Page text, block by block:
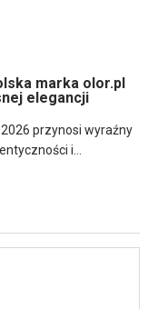
marka olor.pl
elegancji
przynosi wyraźny
i...